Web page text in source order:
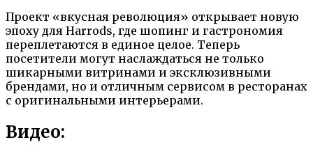
Проект «вкусная революция» открывает новую
эпоху для Harrods, где шопинг и гастрономия
переплетаются в единое целое. Теперь
посетители могут наслаждаться не только
шикарными витринами и эксклюзивными
брендами, но и отличным сервисом в ресторанах
с оригинальными интерьерами.
Видео: